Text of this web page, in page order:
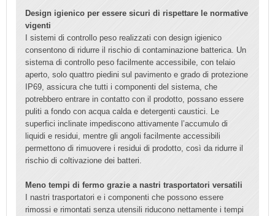
Design igienico per essere sicuri di rispettare le normative
vigenti
I sistemi di controllo peso realizzati con design igienico
consentono di ridurre il rischio di contaminazione batterica. Un
sistema di controllo peso facilmente accessibile, con telaio
aperto, solo quattro piedini sul pavimento e grado di protezione
IP69, assicura che tutti i componenti del sistema, che
potrebbero entrare in contatto con il prodotto, possano essere
puliti a fondo con acqua calda e detergenti caustici. Le
superfici inclinate impediscono attivamente l’accumulo di
liquidi e residui, mentre gli angoli facilmente accessibili
permettono di rimuovere i residui di prodotto, così da ridurre il
rischio di coltivazione dei batteri.
Meno tempi di fermo grazie a nastri trasportatori versatili
I nastri trasportatori e i componenti che possono essere
rimossi e rimontati senza utensili riducono nettamente i tempi